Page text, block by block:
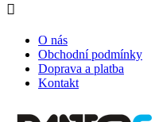

O nás
Obchodní podmínky
Doprava a platba
Kontakt